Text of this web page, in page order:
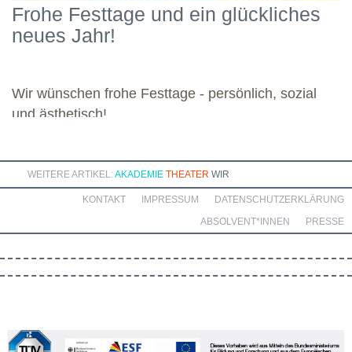
kommenden Module. Günther wünscht allen weiteren
Dozierenden viel Freude bei ihren Modulen sowie eine ebenso
Frohe Festtage und ein glückliches
neues Jahr!
Wir wünschen frohe Festtage - persönlich, sozial
und ästhetisch!
WEITERE ARTIKEL: AKADEMIE THEATER WIR
DATENSCHUTZERKLÄRUNG
IMPRESSUM
KONTAKT
PRESSE
ABSOLVENT*INNEN